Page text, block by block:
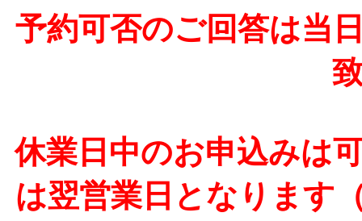
予約可否のご回答は当
休業日中のお申込みは
は翌営業日となります